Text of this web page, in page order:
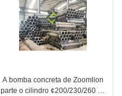
A bomba concreta de Zoomlion
parte o cilindro ¢200/230/260 da